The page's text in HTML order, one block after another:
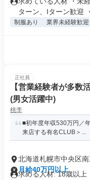
ターン、Iターン歓迎
制服あり 業界未経験歓迎
正社員
【営業経験者が多数
(男女活躍中)
桃李
■初年度年収530万円／
来店する有名CLUB＞...
北海道札幌市中央区
月給40万円以上
求める人材: 18歳以